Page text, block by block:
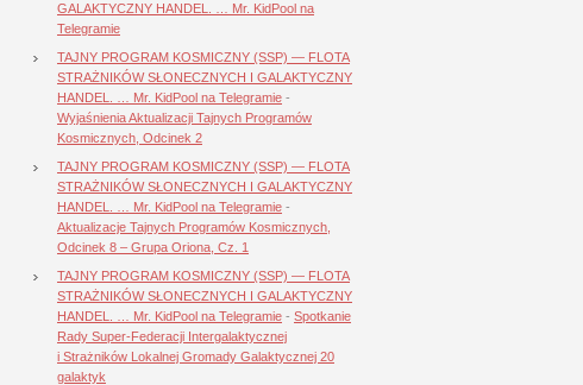
GALAKTYCZNY HANDEL. … Mr. KidPool na
Telegramie
TAJNY PROGRAM KOSMICZNY (SSP) — FLOTA
STRAŻNIKÓW SŁONECZNYCH I GALAKTYCZNY
HANDEL. … Mr. KidPool na Telegramie -
Wyjaśnienia Aktualizacji Tajnych Programów
Kosmicznych, Odcinek 2
TAJNY PROGRAM KOSMICZNY (SSP) — FLOTA
STRAŻNIKÓW SŁONECZNYCH I GALAKTYCZNY
HANDEL. … Mr. KidPool na Telegramie -
Aktualizacje Tajnych Programów Kosmicznych,
Odcinek 8 – Grupa Oriona, Cz. 1
TAJNY PROGRAM KOSMICZNY (SSP) — FLOTA
STRAŻNIKÓW SŁONECZNYCH I GALAKTYCZNY
HANDEL. … Mr. KidPool na Telegramie - Spotkanie
Rady Super-Federacji Intergalaktycznej
i Strażników Lokalnej Gromady Galaktycznej 20
galaktyk